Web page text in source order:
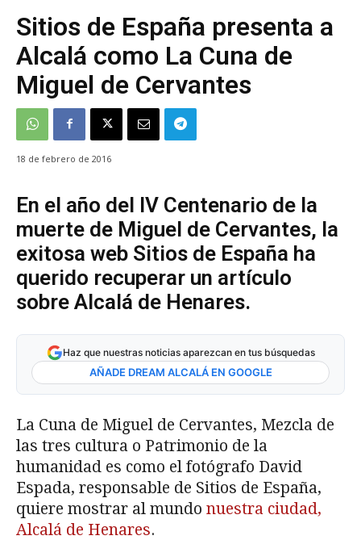
Sitios de España presenta a
Alcalá como La Cuna de
Miguel de Cervantes
18 de febrero de 2016
En el año del IV Centenario de la
muerte de Miguel de Cervantes, la
exitosa web Sitios de España ha
querido recuperar un artículo
sobre Alcalá de Henares.
Haz que nuestras noticias aparezcan en tus búsquedas
AÑADE DREAM ALCALÁ EN GOOGLE
La Cuna de Miguel de Cervantes, Mezcla de
las tres cultura o Patrimonio de la
humanidad es como el fotógrafo David
Espada, responsable de Sitios de España,
quiere mostrar al mundo nuestra ciudad,
Alcalá de Henares.